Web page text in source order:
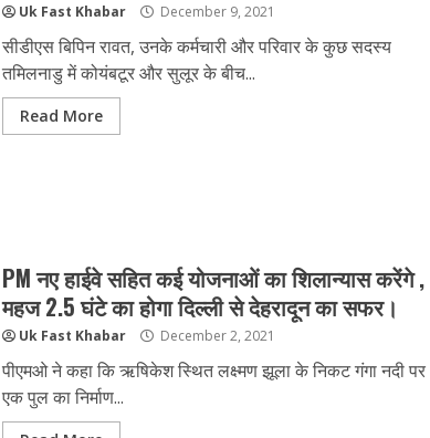
Uk Fast Khabar December 9, 2021
सीडीएस बिपिन रावत, उनके कर्मचारी और परिवार के कुछ सदस्य
तमिलनाडु में कोयंबटूर और सुलूर के बीच...
Read More
PM नए हाईवे सहित कई योजनाओं का शिलान्यास करेंगे ,
महज 2.5 घंटे का होगा दिल्ली से देहरादून का सफर।
Uk Fast Khabar December 2, 2021
पीएमओ ने कहा कि ऋषिकेश स्थित लक्ष्मण झूला के निकट गंगा नदी पर
एक पुल का निर्माण...